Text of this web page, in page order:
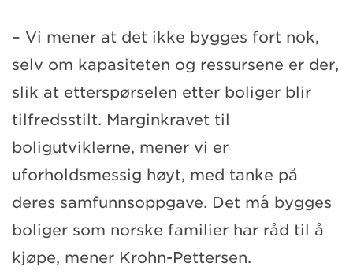
– Vi mener at det ikke bygges fort nok,
selv om kapasiteten og ressursene er der,
slik at etterspørselen etter boliger blir
tilfredsstilt. Marginkravet til
boligutviklerne, mener vi er
uforholdsmessig høyt, med tanke på
deres samfunnsoppgave. Det må bygges
boliger som norske familier har råd til å
kjøpe, mener Krohn-Pettersen.